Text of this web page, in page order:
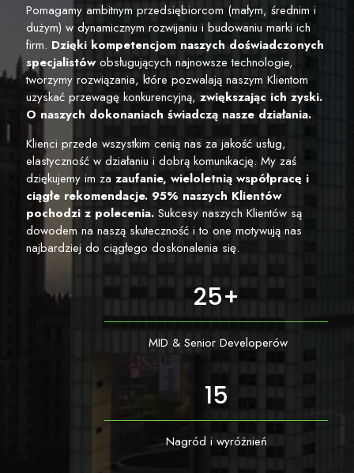
Pomagamy ambitnym przedsiębiorcom (małym, średnim i
dużym) w dynamicznym rozwijaniu i budowaniu marki ich
firm. Dzięki kompetencjom naszych doświadczonych
specjalistówobsługujących najnowsze technologie,
tworzymy rozwiązania, które pozwalają naszym Klientom
uzyskać przewagę konkurencyjną, zwiększając ich zyski.
O naszych dokonaniach świadczą nasze działania.
Klienci przede wszystkim cenią nas za jakość usług,
elastyczność w działaniu i dobrą komunikację. My zaś
dziękujemy im za zaufanie, wieloletnią współpracę i
ciągłe rekomendacje. 95% naszych Klientów
pochodzi z polecenia. Sukcesy naszych Klientów są
dowodem na naszą skuteczność i to one motywują nas
najbardziej do ciągłego doskonalenia się.
25+
MID & Senior Developerów
15
Nagród i wyróżnień